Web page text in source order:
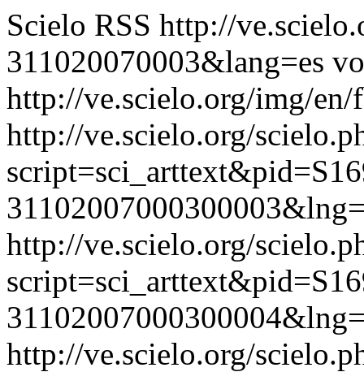
Scielo RSS http://
311020070003&lang=es
http://ve.scielo.org/img/
http://ve.scielo.org/
http://ve.scielo.org/
http://ve.scielo.org/